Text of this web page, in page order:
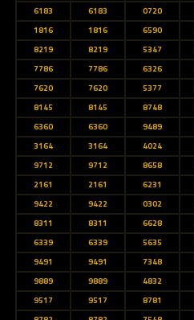
6183
6183 0720
1816
1816 6590
8219
8219 5347
7786
7786 6326
7620
7620 5377
8145
8145 8748
6360
6360 9489
3164
3164 4024
9712
9712 8658
2161
2161 6231
9422
9422 0302
8311
8311 6628
6339
6339 5635
9491
9491 7348
9889
9889 4832
9517
9517 8781